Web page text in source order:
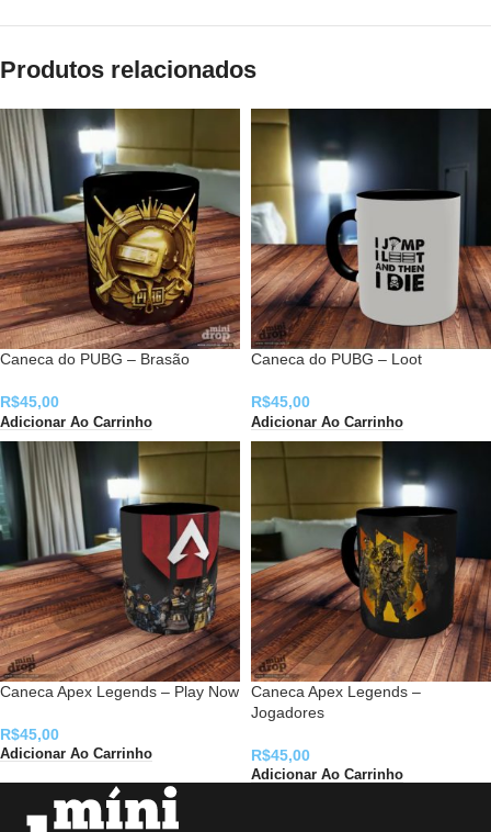
Produtos relacionados
Caneca do PUBG – Brasão
R$45,00
Adicionar Ao Carrinho
Caneca do PUBG – Loot
R$45,00
Adicionar Ao Carrinho
Caneca Apex Legends – Play Now
R$45,00
Adicionar Ao Carrinho
Caneca Apex Legends –
Jogadores
R$45,00
Adicionar Ao Carrinho